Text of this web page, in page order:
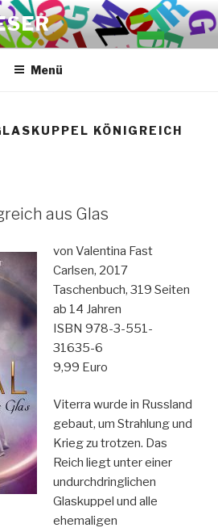
Menü
KÖNIGREICH
aus Glas
von Valentina Fast
Carlsen, 2017
Taschenbuch, 319 Seiten
ab 14 Jahren
ISBN 978-3-551-
31635-6
9,99 Euro
Viterra wurde in Russland
gebaut, um Strahlung und
Krieg zu trotzen. Das
Reich liegt unter einer
undurchdringlichen
Glaskuppel und alle
ehemaligen